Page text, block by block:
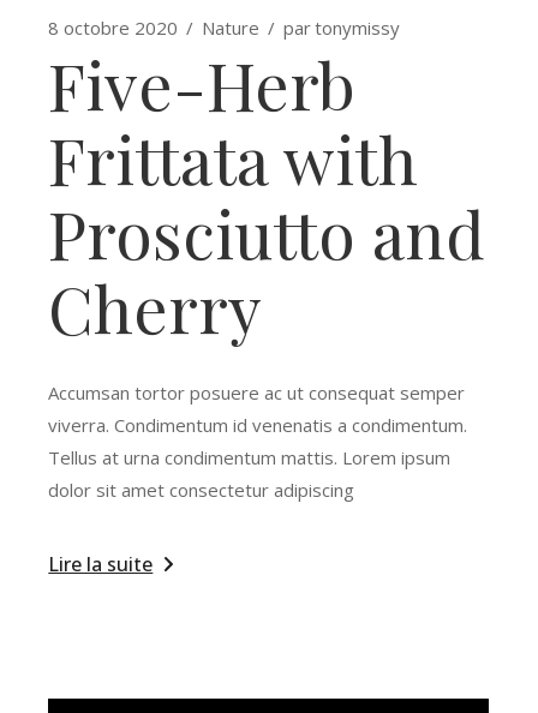
8 octobre 2020 Nature partonymissy
Five-Herb
Frittata with
Prosciutto and
Cherry
Accumsan tortor posuere ac ut consequat semper
viverra. Condimentum id venenatis a condimentum.
Tellus at urna condimentum mattis. Lorem ipsum
dolor sit amet consectetur adipiscing
Lire la suite